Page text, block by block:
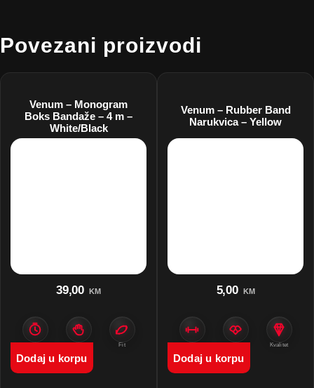
Povezani proizvodi
Venum – Monogram
Boks Bandaže – 4 m –
White/Black
39,00 KM
Fit
Dodaj u korpu
Venum – Rubber Band
Narukvica – Yellow
5,00 KM
Kvalitet
Dodaj u korpu